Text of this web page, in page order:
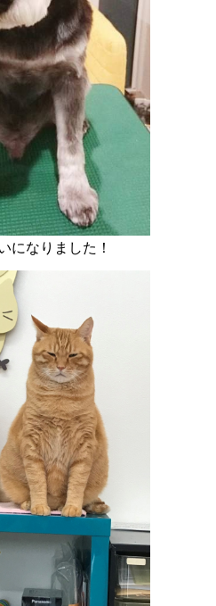
になりました！